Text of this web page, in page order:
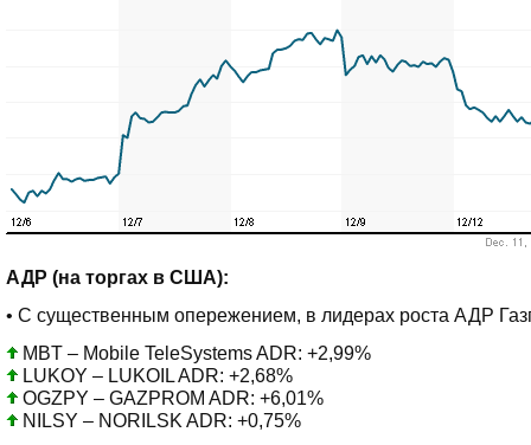
АДР (на торгах в США):
• С существенным опережением, в лидерах роста АДР
MBT – Mobile TeleSystems ADR: +2,99%
LUKOY – LUKOIL ADR: +2,68%
OGZPY – GAZPROM ADR: +6,01%
NILSY – NORILSK ADR: +0,75%